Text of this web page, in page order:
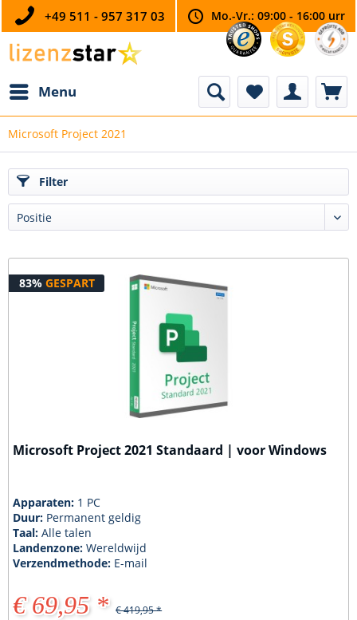
+49 511 - 957 317 03 Mo.-Vr.: 09:00 - 16:00 urr
Menu
Microsoft Project 2021
Filter
83% GESPART
Microsoft Project 2021 Standaard | voor Windows
Apparaten: 1 PC
Duur: Permanent geldig
Taal:Alle talen
Landenzone:Wereldwijd
Verzendmethode: E-mail
€ 69,95 * € 419,95 *